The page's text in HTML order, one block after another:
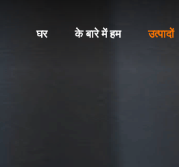
घर के बारे में हम उत्पादों